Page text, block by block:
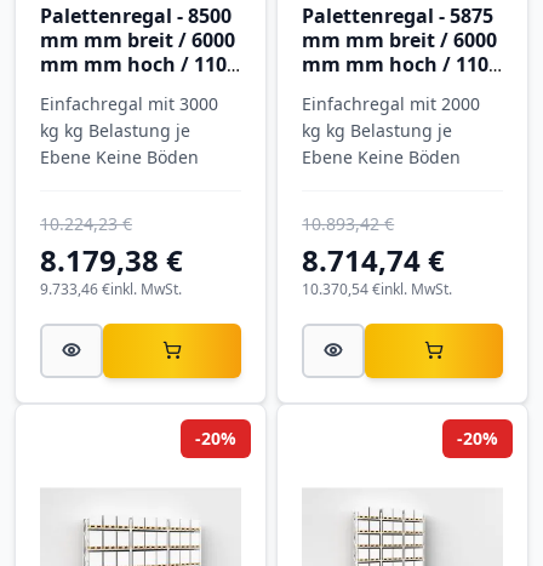
Palettenregal - 8500
mm mm breit / 6000
mm mm hoch / 1100
Ebenen
Einfachregal mit 3000
kg kg Belastung je
Ebene Keine Böden
8.179,38 €
10.224,23 €
inkl. MwSt.
9.733,46 €
Palettenregal - 5875
mm mm breit / 6000
mm mm hoch / 1100
Ebenen
Einfachregal mit 2000
kg kg Belastung je
Ebene Keine Böden
8.714,74 €
10.893,42 €
inkl. MwSt.
10.370,54 €
-20% -20%